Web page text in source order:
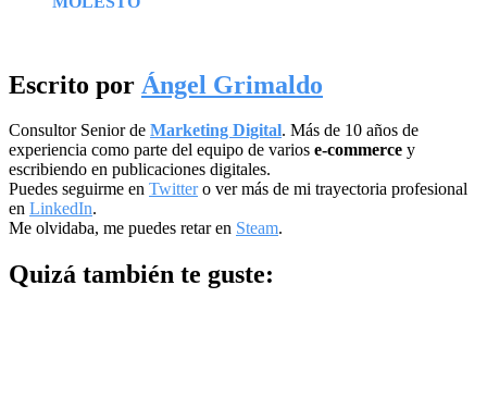
Escrito por Ángel Grimaldo
Consultor Senior de Marketing Digital. Más de 10 años de
experiencia como parte del equipo de varios e-commerce y
escribiendo en publicaciones digitales.
Puedes seguirme en Twittero ver más de mi trayectoria profesional
en LinkedIn.
Me olvidaba, me puedes retar en Steam.
Quizá también te guste: